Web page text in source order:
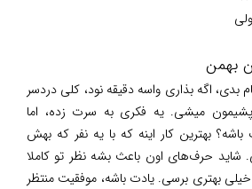
بهمن
بدی، اگه بذاری واسه دقیقه نود، کلی دردسر
میشی. یه فکری به سرت زده، اما
بهترین کار اینه که با یه نفر که بهش
شاید حرف‌های اون باعث بشه نظر تو کاملا
بهتری برسی. یادت باشه، موفقیت منتظر